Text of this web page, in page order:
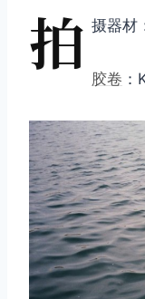
拍 摄器材
胶卷